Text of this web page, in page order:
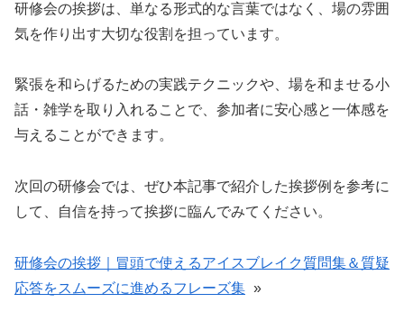
研修会の挨拶は、単なる形式的な言葉ではなく、場の雰囲
気を作り出す大切な役割を担っています。
緊張を和らげるための実践テクニックや、場を和ませる小
話・雑学を取り入れることで、参加者に安心感と一体感を
与えることができます。
次回の研修会では、ぜひ本記事で紹介した挨拶例を参考に
して、自信を持って挨拶に臨んでみてください。
研修会の挨拶｜冒頭で使えるアイスブレイク質問集＆質疑
応答をスムーズに進めるフレーズ集 »